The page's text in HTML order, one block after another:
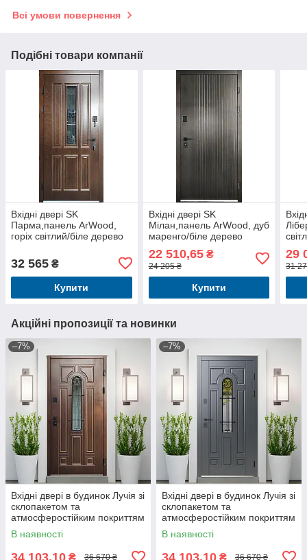
Всі умови повернення
Подібні товари компанії
Вхідні двері SK
Парма,панель ArWood,
горіх світлий/біле дерево
Еталон+Терморозрив
32 565 ₴
Купити
Вхідні двері SK
Мілан,панель ArWood, дуб
маренго/біле дерево
Еталон+Терморозрив
22 510,65₴
24 205 ₴
Купити
29
31
Акційні пропозиції та новинки
–7%
Вхідні двері в будинок Лучія зі
склопакетом та
атмосферостійким покриттям
ArWood
В наявності
34 103,10 ₴ 36 670 ₴
–7%
Вхідні двері в будинок Лучія зі
склопакетом та
атмосферостійким покриттям
ArWood сірі
В наявності
34 103,10 ₴ 36 670 ₴